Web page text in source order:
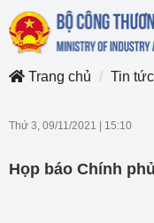
Trang chủ
Tin tức
Thứ 3, 09/11/2021 15:10
Họp báo Chính